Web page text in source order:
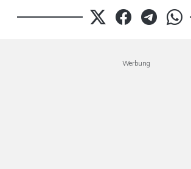
Werbung